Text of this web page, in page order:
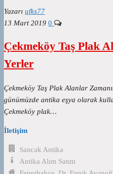
Yazarı ufks77
13 Mart 2019 0
Çekmeköy Taş Plak
Yerler
Çekmeköy Taş Plak Alanlar
günümüzde antika eşya olarak
Çekmeköy plak…
İletişim
Sancak Antika
Antika Alım Satım